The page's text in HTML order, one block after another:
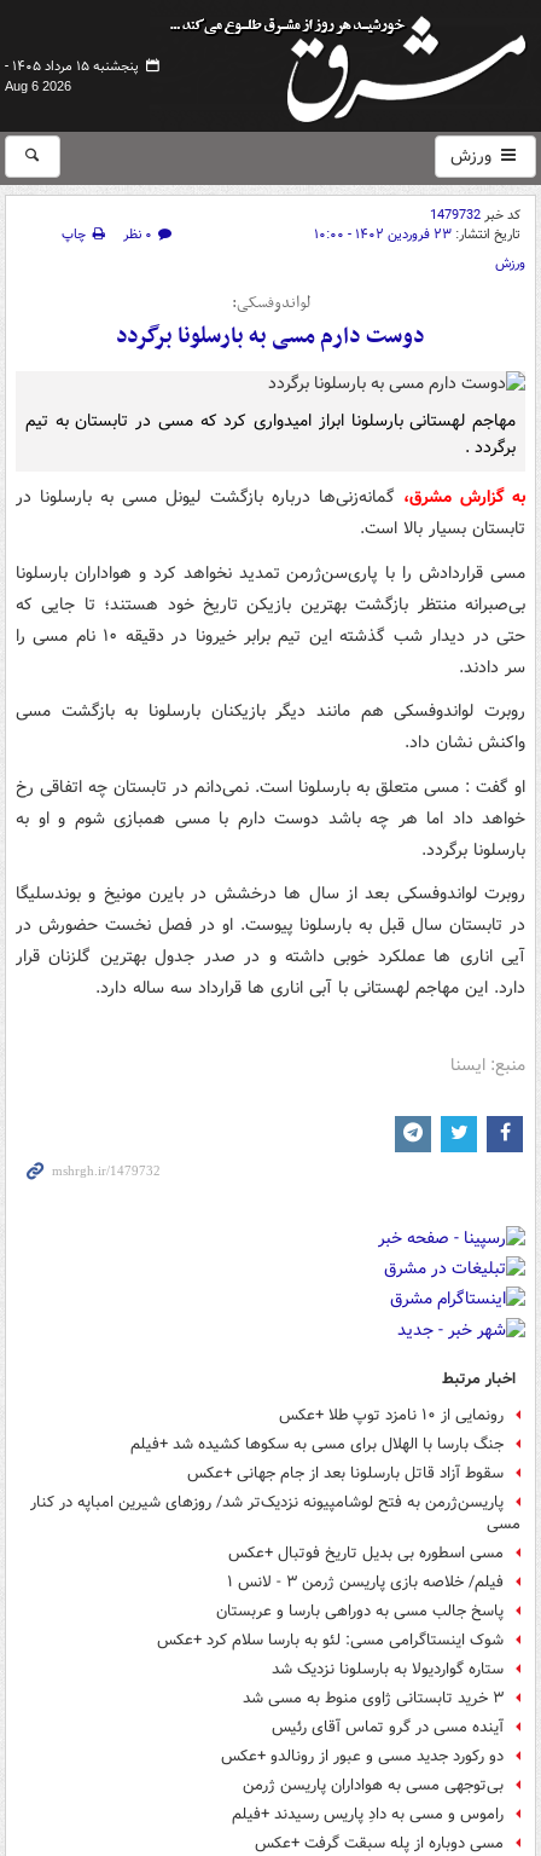
پنجشنبه ۱۵ مرداد ۱۴۰۵ -
Aug 6 2026
ورزش
کد خبر1479732
تاریخ انتشار: ۲۳ فروردین ۱۴۰۲ - ۱۰:۰۰ ۰ نظر
چاپ
ورزش
لواندوفسکی:
دوست دارم مسی به بارسلونا برگردد
مهاجم لهستانی بارسلونا ابراز امیدواری کرد که مسی در تابستان به تیم
برگردد ‌.
به گزارش مشرق، گمانه‌زنی‌ها درباره بازگشت لیونل مسی به بارسلونا در
تابستان بسیار بالا است.
مسی قراردادش را با پاری‌سن‌ژرمن تمدید نخواهد کرد و هواداران بارسلونا
بی‌صبرانه منتظر بازگشت بهترین بازیکن تاریخ خود هستند؛ تا جایی که
حتی در دیدار شب گذشته این تیم برابر خیرونا در دقیقه ۱۰ نام مسی را
سر دادند.
روبرت لواندوفسکی هم مانند دیگر بازیکنان بارسلونا به بازگشت مسی
واکنش نشان داد.
او گفت : مسی متعلق به بارسلونا است. نمی‌دانم در تابستان چه اتفاقی رخ
خواهد داد اما هر چه باشد دوست دارم با مسی همبازی شوم و او به
بارسلونا برگردد.
روبرت لواندوفسکی بعد از سال ها درخشش در بایرن مونیخ و بوندسلیگا
در تابستان سال قبل به بارسلونا پیوست. او در فصل نخست حضورش در
آیی اناری ها عملکرد خوبی داشته و در صدر جدول بهترین گلزنان قرار
دارد. این مهاجم لهستانی با آبی اناری ها قرارداد سه ساله دارد.
منبع: ایسنا
اخبار مرتبط
رونمایی از ۱۰ نامزد توپ طلا +عکس
جنگ بارسا با الهلال برای مسی به سکوها کشیده شد +فیلم
سقوط آزاد قاتل بارسلونا بعد از جام جهانی +عکس
پاریسن‌ژرمن به فتح لوشامپیونه نزدیک‌تر شد/ روزهای شیرین امباپه در کنار
مسی
مسی اسطوره بی بدیل تاریخ فوتبال +عکس
فیلم/ خلاصه بازی پاریسن ژرمن ۳ - لانس ۱
پاسخ جالب مسی به دوراهی بارسا و عربستان
شوک اینستاگرامی مسی: لئو به بارسا سلام کرد +عکس
ستاره گواردیولا به بارسلونا نزدیک شد
۳ خرید تابستانی ژاوی منوط به مسی شد
آینده مسی در گرو تماس آقای رئیس
دو رکورد جدید مسی و عبور از رونالدو +عکس
بی‌توجهی مسی به هواداران پاریسن ژرمن
راموس و مسی به دادِ پاریس رسیدند +فیلم
مسی دوباره از پله سبقت گرفت +عکس